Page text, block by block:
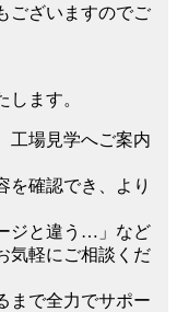
ございますのでご
ます。
工場見学へご案内
を確認でき、より
ジと違う…」など
気軽にご相談くだ
まで全力でサポー